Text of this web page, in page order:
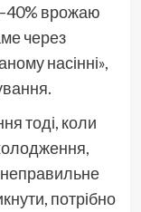
врожаю
через
насінні»,
тоді, коли
неправильне
потрібно